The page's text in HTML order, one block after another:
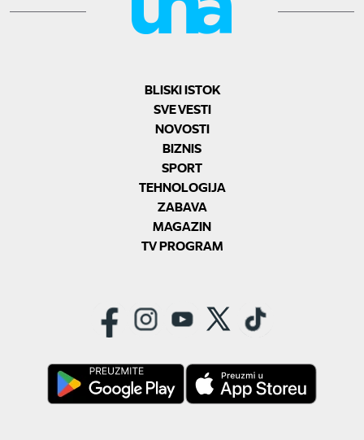
BLISKI ISTOK
SVE VESTI
NOVOSTI
BIZNIS
SPORT
TEHNOLOGIJA
ZABAVA
MAGAZIN
TV PROGRAM